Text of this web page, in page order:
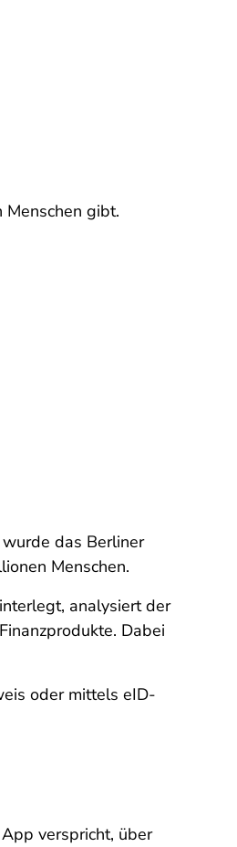
gibt.
das Berliner
Menschen.
analysiert der
Dabei
oder mittels eID-
verspricht, über